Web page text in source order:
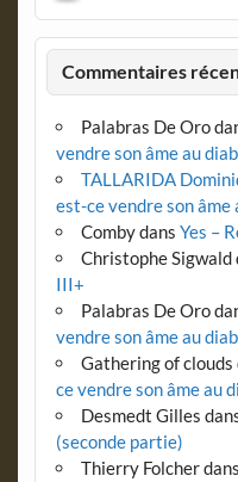
Commentaires
Palabras De Oro
vendre son âme au
TALLARIDA
est-ce vendre son âme
Combydans Yes –
Christophe Sigwald
III+
Palabras De Oro
vendre son âme au
Gathering of clouds
ce vendre son âme au
Desmedt Gilles
(seconde partie)
Thierry Folcherdans